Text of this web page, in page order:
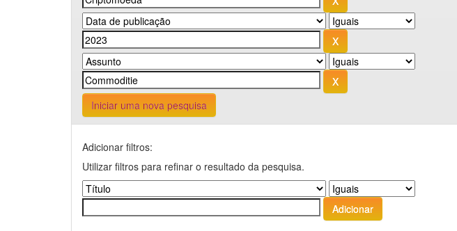
Iniciar uma nova pesquisa
Adicionar filtros:
Utilizar filtros para refinar o resultado da pesquisa.